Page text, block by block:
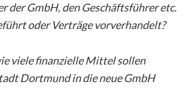
der GmbH, den Geschäftsführer etc.
oder Verträge vorverhandelt?
viele finanzielle Mittel sollen
Dortmund in die neue GmbH